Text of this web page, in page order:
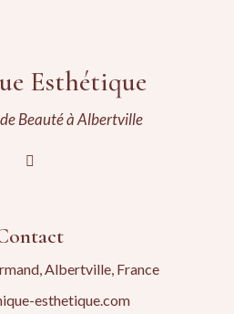
Esthétique
Beauté à Albertville
Albertville, France
esthetique.com